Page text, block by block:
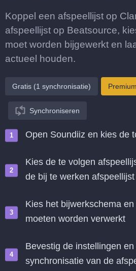
Koppel een afspeellijst op
afspeellijst op Beatsource,
moet worden bijgewerkt en
actueel houden.
Gratis (1 synchronisatie) Premium
Synchroniseren
Open Soundiiz en kies de
Kies de te volgen
de bij te werken
Kies het bijwerkschema
moeten worden verwerkt
Bevestig de instellingen
synchronisatie van de